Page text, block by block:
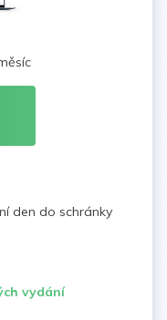
den do schránky
vydání